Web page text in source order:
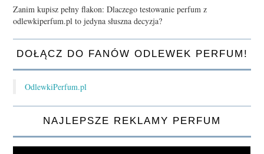
Zanim kupisz pełny flakon: Dlaczego testowanie perfum z
odlewkiperfum.pl to jedyna słuszna decyzja?
DOŁĄCZ DO FANÓW ODLEWEK PERFUM!
OdlewkiPerfum.pl
NAJLEPSZE REKLAMY PERFUM